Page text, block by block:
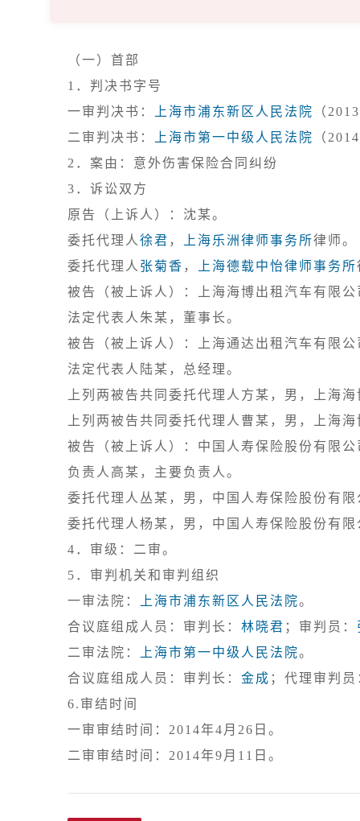
（一）首部
1．判决书字号
一审判决书：
上海市浦东新区人民法院
（
二审判决书：
上海市第一中级人民法院
3．诉讼双方
原告（上诉人）：沈某。
委托代理人 徐君 ， 上海乐洲律师事务所律师。
委托代理人 张菊香 ， 上海德载中怡律师事务所
被告（被上诉人）：上海海博出租汽车有限公
法定代表人朱某，董事长。
被告（被上诉人）：上海通达出租汽车有限公
法定代表人陆某，总经理。
上列两被告共同委托代理人方某，男，上海
上列两被告共同委托代理人曹某，男，上海
被告（被上诉人）：中国人寿保险股份有限
负责人高某，主要负责人。
委托代理人丛某，男，中国人寿保险股份有
5．审判机关和审判组织
一审法院：
上海市浦东新区人民法院。
合议庭组成人员：审判长： 林晓君 ；审判员：
二审法院：
上海市第一中级人民法院。
合议庭组成人员：审判长： 金成 ；代理审判员
6.审结时间
一审审结时间：2014年4月26日。